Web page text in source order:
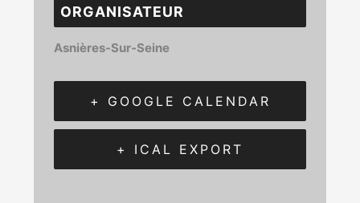
ORGANISATEUR
Asnières-Sur-Seine
+ GOOGLE CALENDAR
+ ICAL EXPORT